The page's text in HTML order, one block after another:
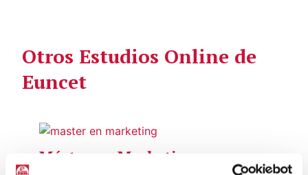
Otros Estudios Online de
Euncet
Máster en Marketing